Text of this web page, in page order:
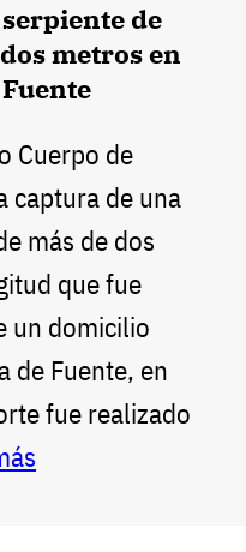
de
metros en
Cuerpo de
captura de una
más de dos
que fue
un domicilio
de Fuente, en
fue realizado